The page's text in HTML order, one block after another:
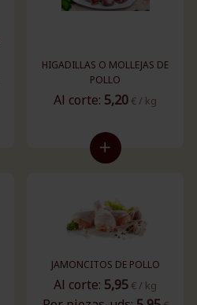
HIGADILLAS O MOLLEJAS DE
POLLO
Al corte: 5,20 € / kg
JAMONCITOS DE POLLO
Al corte: 5,95 € / kg